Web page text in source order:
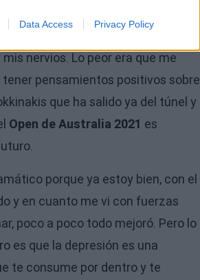
Data Access Privacy Policy
nervios. Lo peor era que me
pensamientos positivos sobre
que ha salido ya del túnel y
Open de Australia 2021 es
porque ya estoy bien, con el
y en cuanto me vi con fuerzas
poco a poco todo mejoró. Pero lo
es que la depresión es una
te consume por dentro y te